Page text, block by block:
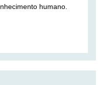
humano.